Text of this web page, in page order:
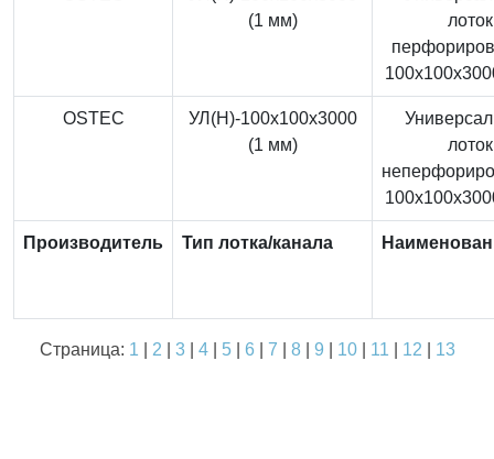
(1 мм)
лоток
OSTEC
УЛ(Н)-100x100x3000
(1 мм)
лоток
Производитель Тип лотка/канала
Страница: 1 2 3| 4| 5| 6 7 8| 9 10| 11 12 13